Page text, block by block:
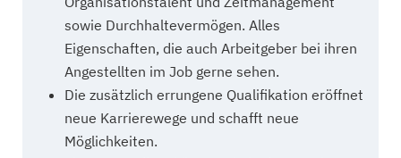
sowie Durchhaltevermögen. Alles
Eigenschaften, die auch Arbeitgeber bei ihren
Angestellten im Job gerne sehen.
Die zusätzlich errungene Qualifikation eröffnet
neue Karrierewege und schafft neue
Möglichkeiten.